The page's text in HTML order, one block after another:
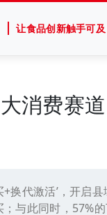
让食品创新触手可及
消费赛道
+换代激活’，开启
与此同时，57%